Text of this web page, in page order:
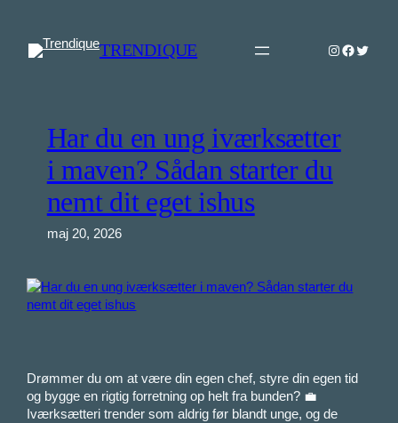
indhold
TRENDIQUE Instagram
Twitter
Har du en ung iværksætter
i maven? Sådan starter du
nemt dit eget ishus
maj 20, 2026
Drømmer du om at være din egen chef, styre din egen tid
og bygge en rigtig forretning op helt fra bunden? 💼
Iværksætteri trender som aldrig før blandt unge, og de